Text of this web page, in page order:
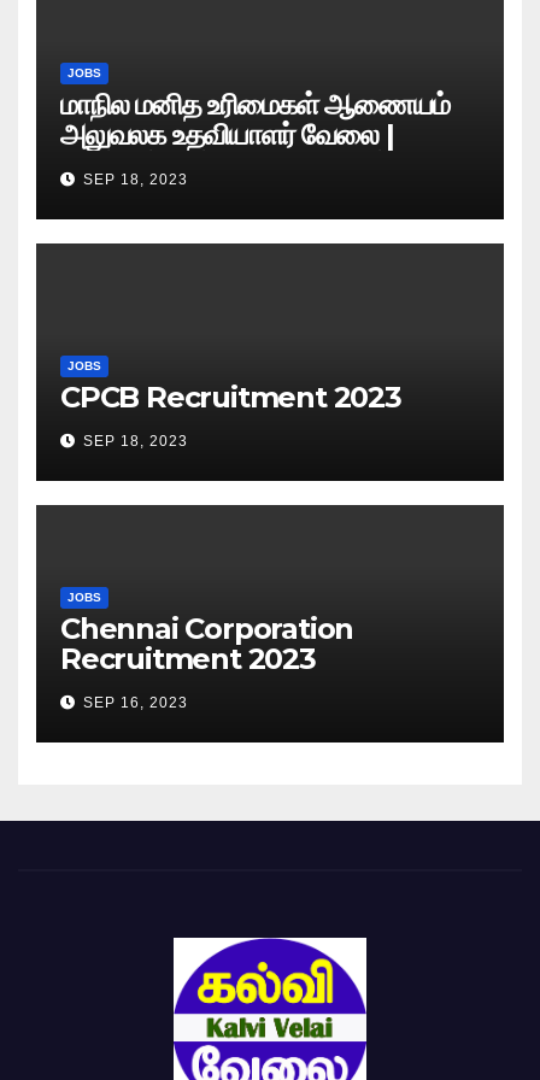
JOBS
மாநில மனித உரிமைகள் ஆணையம்
அலுவலக உதவியாளர் வேலை |
எழுத்துத் தேர்வு தேதி அறிவிப்பு..?
SEP 18, 2023
JOBS
CPCB Recruitment 2023
SEP 18, 2023
JOBS
Chennai Corporation
Recruitment 2023
SEP 16, 2023